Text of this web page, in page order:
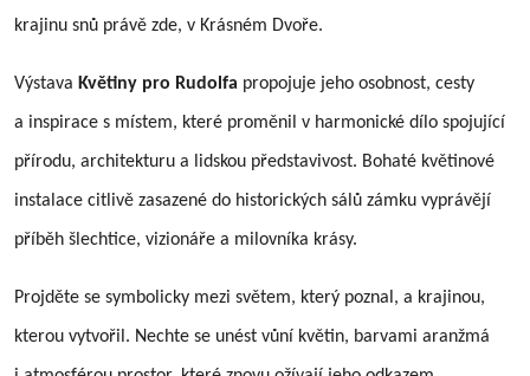
krajinu snů právě zde, v Krásném Dvoře.
Výstava Květiny pro Rudolfa propojuje jeho osobnost, cesty
a inspirace s místem, které proměnil v harmonické dílo spojující
přírodu, architekturu a lidskou představivost. Bohaté květinové
instalace citlivě zasazené do historických sálů zámku vyprávějí
příběh šlechtice, vizionáře a milovníka krásy.
Projděte se symbolicky mezi světem, který poznal, a krajinou,
kterou vytvořil. Nechte se unést vůní květin, barvami aranžmá